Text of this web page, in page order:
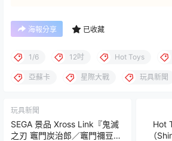
海報分享 已收藏
1/6 12吋 Hot Toys
亞蘇卡 星際大戰 玩具新聞
玩具新聞
SEGA 景品 Xross Link『鬼滅
之刃 竈門炭治郎／竈門禰豆
Hot
（